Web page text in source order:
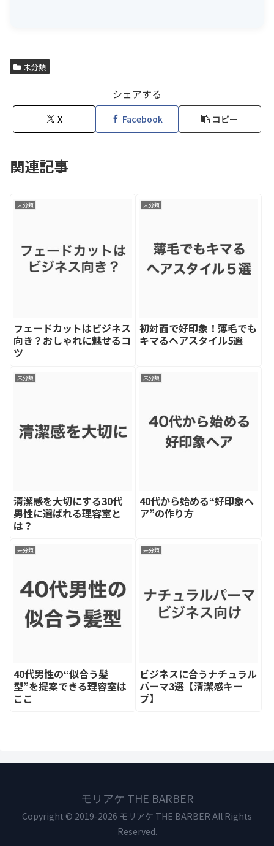
未分類
シェアする
X Facebook コピー
関連記事
未分類
フェードカットはビジネス
向き？おしゃれに魅せるコ
ツ
未分類
初対面で好印象！薄毛でも
キマるヘアスタイル5選
未分類
清潔感を大切にする30代
男性に選ばれる理容室と
は？
未分類
40代から始める“好印象ヘ
ア”の作り方
未分類
40代男性の“似合う髪
型”を提案できる理容室は
ここ
未分類
ビジネスに合うナチュラル
パーマ3選【清潔感キー
プ】
モリアケ THE BARBER
Copyright © 2019-2026 モリアケ THE BARBER All Rights
Reserved.